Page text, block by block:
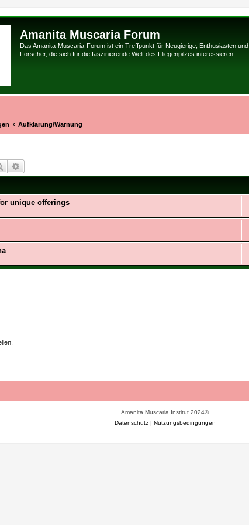
Amanita Muscaria Forum
Das Amanita-Muscaria-Forum ist ein Treffpunkt für Neugierige, Enthusiasten und
Forscher, die sich für die faszinierende Welt des Fliegenpilzes interessieren.
Aufklärung/Warnung
Suche
unique offerings
Amanita Muscaria Institut 2024©
Datenschutz| Nutzungsbedingungen